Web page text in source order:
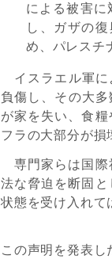
による被害に
し、ガザの
め、パレスチ
イスラエル軍に
負傷し、その大
が家を失い、食
フラの大部分が損
専門家らは国際
法な脅迫を断固
状態を受け入れて
この声明を発表し